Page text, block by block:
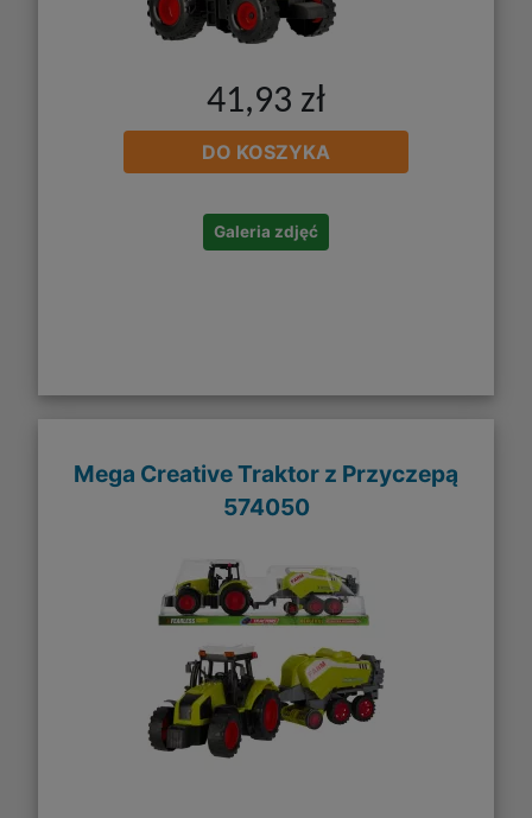
41,93 zł
DO KOSZYKA
Galeria zdjęć
Mega Creative Traktor z Przyczepą
574050